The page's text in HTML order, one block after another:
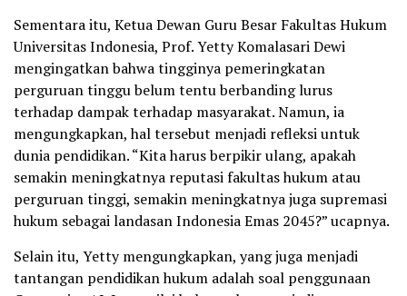
Sementara itu, Ketua Dewan Guru Besar Fakultas Hukum
Universitas Indonesia, Prof. Yetty Komalasari Dewi
mengingatkan bahwa tingginya pemeringkatan
perguruan tinggu belum tentu berbanding lurus
terhadap dampak terhadap masyarakat. Namun, ia
mengungkapkan, hal tersebut menjadi refleksi untuk
dunia pendidikan. “Kita harus berpikir ulang, apakah
semakin meningkatnya reputasi fakultas hukum atau
perguruan tinggi, semakin meningkatnya juga supremasi
hukum sebagai landasan Indonesia Emas 2045?” ucapnya.
Selain itu, Yetty mengungkapkan, yang juga menjadi
tantangan pendidikan hukum adalah soal penggunaan